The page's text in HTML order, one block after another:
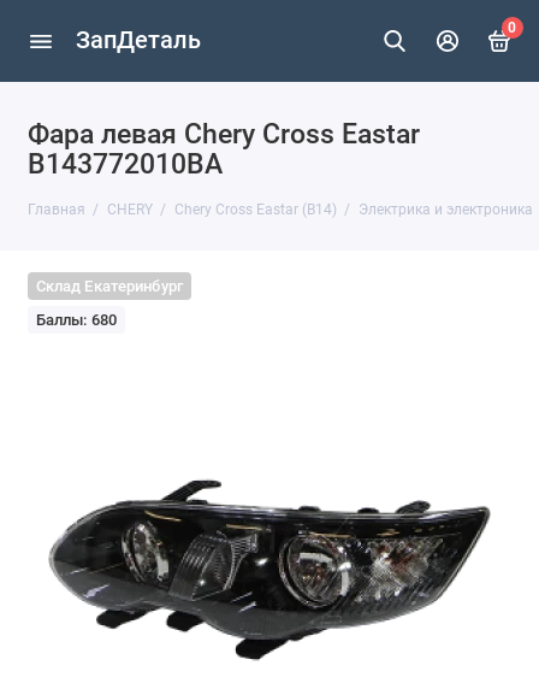
ЗапДеталь 0
Фара левая Chery Cross Eastar
B143772010BA
Главная CHERY Chery Cross Eastar (B14) Электрика и электроника
Склад Екатеринбург
Баллы: 680